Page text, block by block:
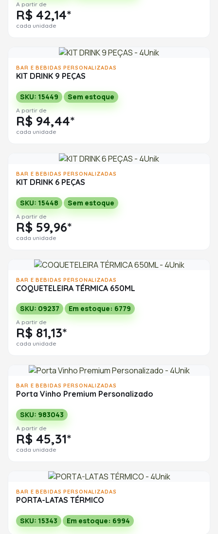
A partir de
R$ 42,14*
cada unidade
BAR E BEBIDAS PERSONALIZADAS
KIT DRINK 9 PEÇAS
SKU: 15449 Sem estoque
A partir de
R$ 94,44*
cada unidade
BAR E BEBIDAS PERSONALIZADAS
KIT DRINK 6 PEÇAS
SKU: 15448 Sem estoque
A partir de
R$ 59,96*
cada unidade
BAR E BEBIDAS PERSONALIZADAS
COQUETELEIRA TÉRMICA 650ML
SKU: 09237 Em estoque: 6779
A partir de
R$ 81,13*
cada unidade
BAR E BEBIDAS PERSONALIZADAS
Porta Vinho Premium Personalizado
SKU: 983043
A partir de
R$ 45,31*
cada unidade
BAR E BEBIDAS PERSONALIZADAS
PORTA-LATAS TÉRMICO
SKU: 15343 Em estoque: 6994